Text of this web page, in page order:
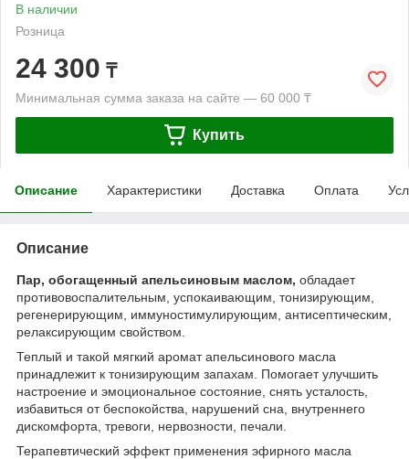
В наличии
Розница
24 300 ₸
Минимальная сумма заказа на сайте — 60 000 ₸
Купить
Описание Характеристики Доставка Оплата
Описание
Пар, обогащенный апельсиновым маслом, обладает
противовоспалительным, успокаивающим, тонизирующим,
регенерирующим, иммуностимулирующим, антисептическим,
релаксирующим свойством.
Теплый и такой мягкий аромат апельсинового масла
принадлежит к тонизирующим запахам. Помогает улучшить
настроение и эмоциональное состояние, снять усталость,
избавиться от беспокойства, нарушений сна, внутреннего
дискомфорта, тревоги, нервозности, печали.
Терапевтический эффект применения эфирного масла